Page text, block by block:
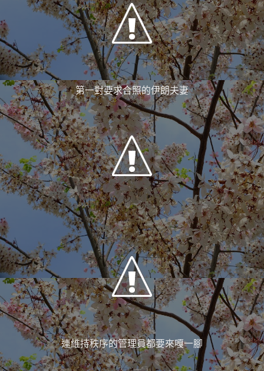
第一對要求合照的伊朗夫妻
連維持秩序的管理員都要來嘎一腳